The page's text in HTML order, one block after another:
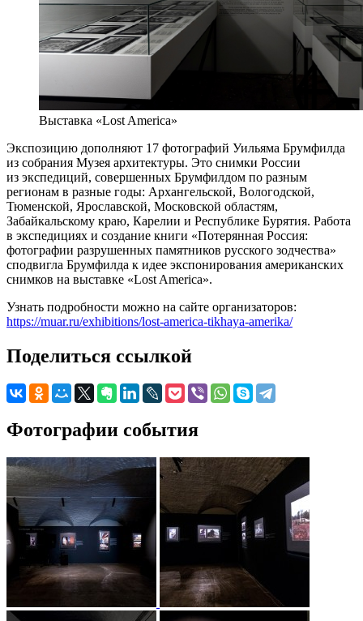
Выставка «Lost America»
Экспозицию дополняют 17 фотографий Уильяма Брумфилда
из собрания Музея архитектуры. Это снимки России
из экспедиций, совершенных Брумфилдом по разным
регионам в разные годы: Архангельской, Вологодской,
Тюменской, Ярославской, Московской областям,
Забайкальскому краю, Карелии и Республике Бурятия. Работа
в экспедициях и создание книги «Потерянная Россия:
фотографии разрушенных памятников русского зодчества»
сподвигла Брумфилда к идее экспонирования американских
снимков на выставке «Lost America».
Узнать подробности можно на сайте организаторов:
https://muar.ru/exhibitions/lost-america-tikhaya-amerika/
Поделиться ссылкой
Фотографии события